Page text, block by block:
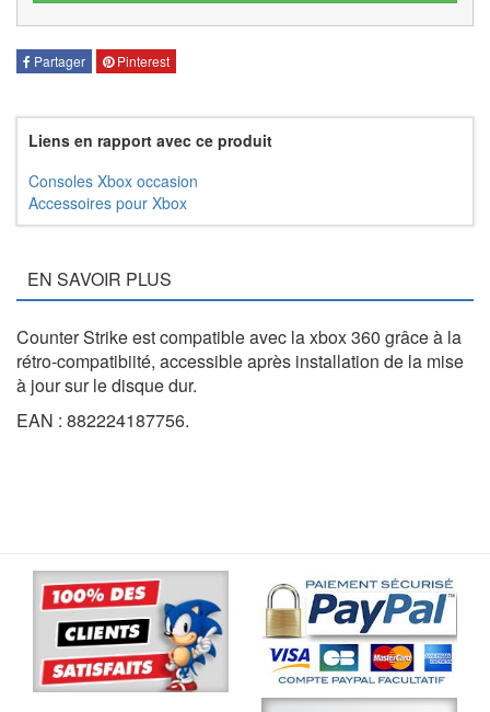
Partager Pinterest
Liens en rapport avec ce produit
Consoles Xbox occasion
Accessoires pour Xbox
EN SAVOIR PLUS
Counter Strike est compatible avec la xbox 360 grâce à la
rétro-compatibiité, accessible après installation de la mise
à jour sur le disque dur.
EAN : 882224187756.